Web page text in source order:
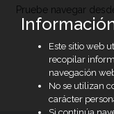
Pruebe navegar
Este sitio web
recopilar
navegación
No se utilizan
carácter